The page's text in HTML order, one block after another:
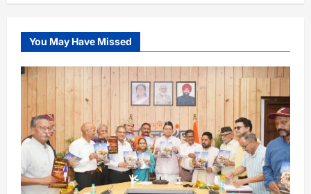
You May Have Missed